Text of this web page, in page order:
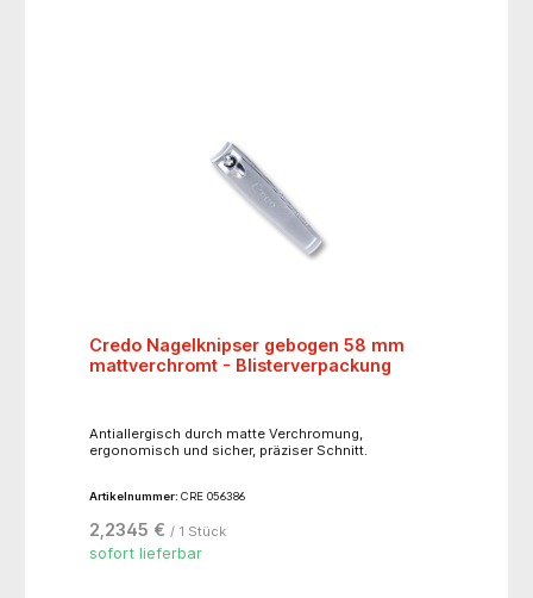
Credo Nagelknipser gebogen 58 mm
mattverchromt - Blisterverpackung
Antiallergisch durch matte Verchromung,
ergonomisch und sicher, präziser Schnitt.
Artikelnummer: CRE 056386
2,2345 € / 1 Stück
sofort lieferbar